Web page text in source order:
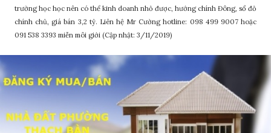
trường học học nên có thể kinh doanh nhỏ được, hướng chính Đông, sổ đỏ
chính chủ, giá bán 3,2 tỷ. Liên hệ Mr Cường hotline: 098 499 9007 hoặc
091 538 3393 miễn môi giới (Cập nhật: 3/11/2019)